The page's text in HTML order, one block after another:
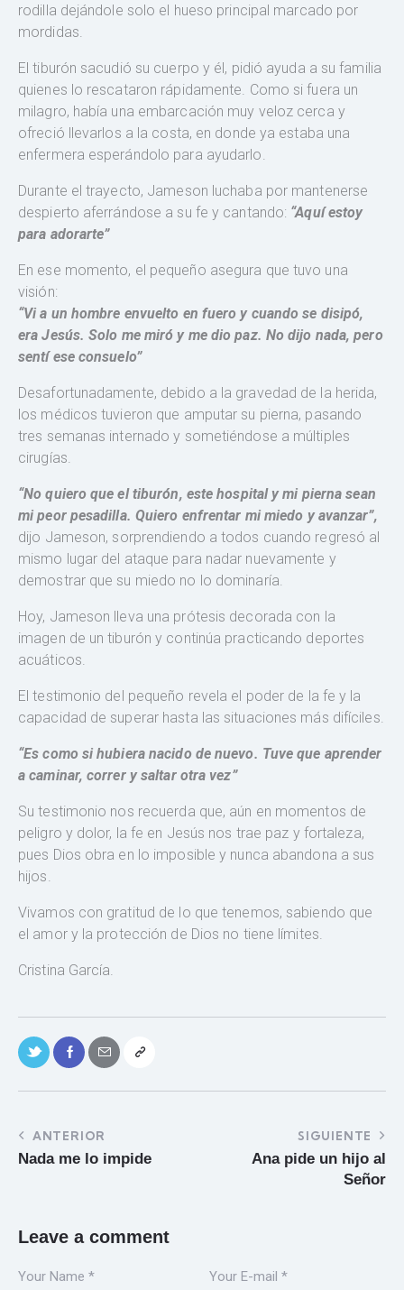
rodilla dejándole solo el hueso principal marcado por
mordidas.
El tiburón sacudió su cuerpo y él, pidió ayuda a su familia
quienes lo rescataron rápidamente. Como si fuera un
milagro, había una embarcación muy veloz cerca y
ofreció llevarlos a la costa, en donde ya estaba una
enfermera esperándolo para ayudarlo.
Durante el trayecto, Jameson luchaba por mantenerse
despierto aferrándose a su fe y cantando: “Aquí estoy
para adorarte”
En ese momento, el pequeño asegura que tuvo una
visión:
“Vi a un hombre envuelto en fuero y cuando se disipó,
era Jesús. Solo me miró y me dio paz. No dijo nada, pero
sentí ese consuelo”
Desafortunadamente, debido a la gravedad de la herida,
los médicos tuvieron que amputar su pierna, pasando
tres semanas internado y sometiéndose a múltiples
cirugías.
“No quiero que el tiburón, este hospital y mi pierna sean
mi peor pesadilla. Quiero enfrentar mi miedo y avanzar”,
dijo Jameson, sorprendiendo a todos cuando regresó al
mismo lugar del ataque para nadar nuevamente y
demostrar que su miedo no lo dominaría.
Hoy, Jameson lleva una prótesis decorada con la
imagen de un tiburón y continúa practicando deportes
acuáticos.
El testimonio del pequeño revela el poder de la fe y la
capacidad de superar hasta las situaciones más difíciles.
“Es como si hubiera nacido de nuevo. Tuve que aprender
a caminar, correr y saltar otra vez”
Su testimonio nos recuerda que, aún en momentos de
peligro y dolor, la fe en Jesús nos trae paz y fortaleza,
pues Dios obra en lo imposible y nunca abandona a sus
hijos.
Vivamos con gratitud de lo que tenemos, sabiendo que
el amor y la protección de Dios no tiene límites.
Cristina García.
ANTERIOR
Nada me lo impide
SIGUIENTE
Ana pide un hijo al
Señor
Leave a comment